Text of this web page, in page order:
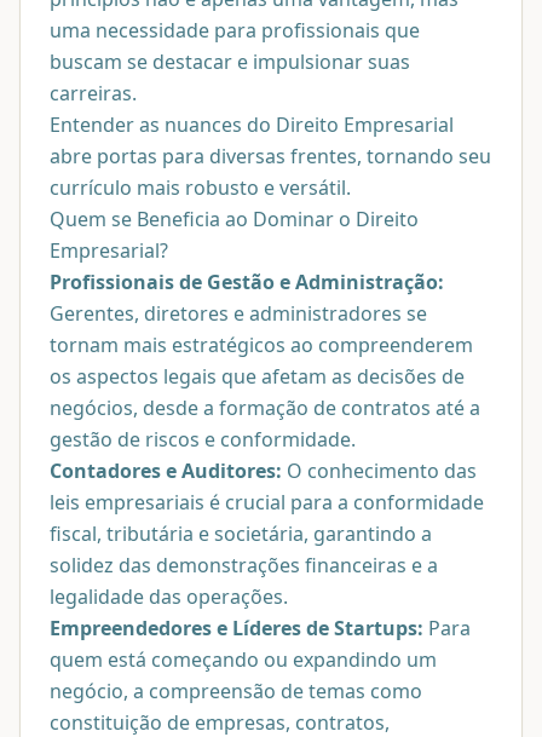
uma necessidade para profissionais que
buscam se destacar e impulsionar suas
carreiras.
Entender as nuances do Direito Empresarial
abre portas para diversas frentes, tornando seu
currículo mais robusto e versátil.
Quem se Beneficia ao Dominar o Direito
Empresarial?
Profissionais de Gestão e Administração:
Gerentes, diretores e administradores se
tornam mais estratégicos ao compreenderem
os aspectos legais que afetam as decisões de
negócios, desde a formação de contratos até a
gestão de riscos e conformidade.
Contadores e Auditores: O conhecimento das
leis empresariais é crucial para a conformidade
fiscal, tributária e societária, garantindo a
solidez das demonstrações financeiras e a
legalidade das operações.
Empreendedores e Líderes de Startups: Para
quem está começando ou expandindo um
negócio, a compreensão de temas como
constituição de empresas, contratos,